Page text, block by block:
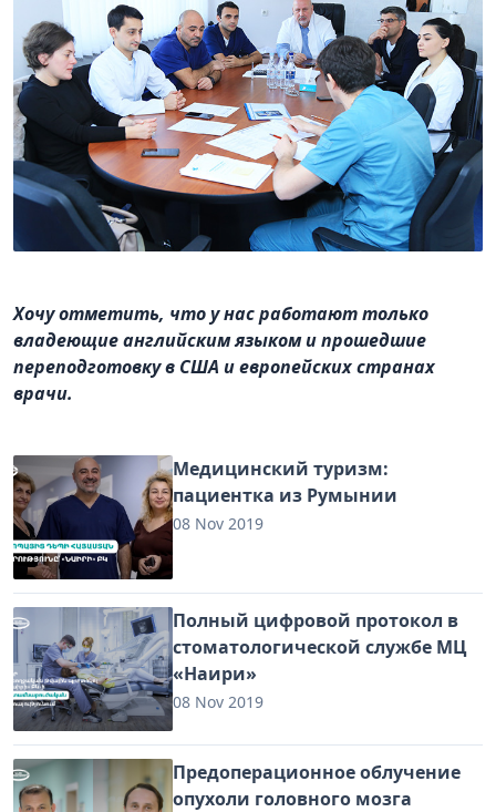
Хочу отметить, что у нас работают только
владеющие английским языком и прошедшие
переподготовку в США и европейских странах
врачи.
Медицинский туризм:
пациентка из Румынии
08 Nov 2019
Полный цифровой протокол в
стоматологической службе МЦ
«Наири»
08 Nov 2019
Предоперационное облучение
опухоли головного мозга